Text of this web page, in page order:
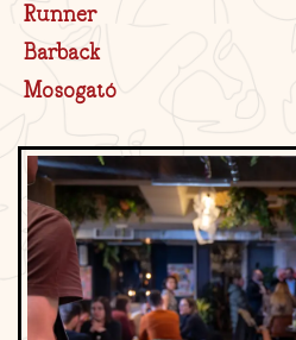
Runner
Barback
Mosogató